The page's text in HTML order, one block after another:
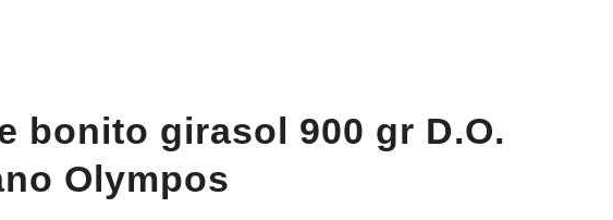
bonito girasol 900 gr D.O.
Olympos